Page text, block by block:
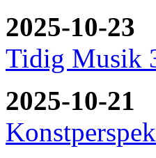
2025-10-23
Tidig Musik
2025-10-21